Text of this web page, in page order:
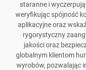
staranne i
weryfikując spójność
aplikacyjne oraz
rygorystyczny
jakości oraz
globalnym klientom
wyrobów, pozwalając